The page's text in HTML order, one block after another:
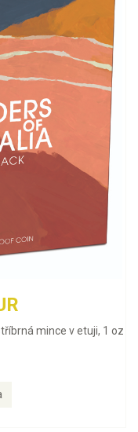
mince v etuji, 1 oz